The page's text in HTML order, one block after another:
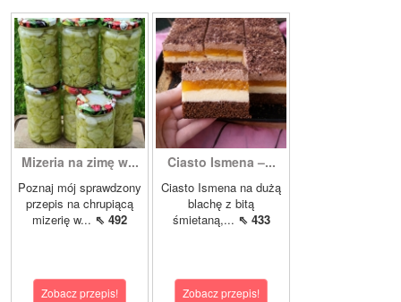
Mizeria na zimę w...
Poznaj mój sprawdzony
przepis na chrupiącą
mizerię w... ⇖ 492
Zobacz przepis!
Ciasto Ismena –...
Ciasto Ismena na dużą
blachę z bitą
śmietaną,... ⇖ 433
Zobacz przepis!